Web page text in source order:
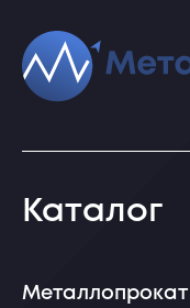
Каталог
Металлопрокат